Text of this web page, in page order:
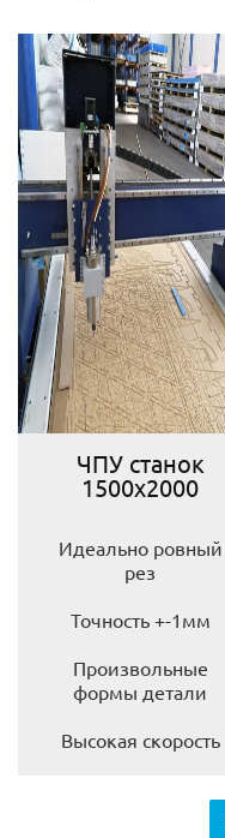
ЧПУ станок
1500х2000
Идеально ровный
рез
Точность +-1мм
Произвольные
формы детали
Высокая скорость